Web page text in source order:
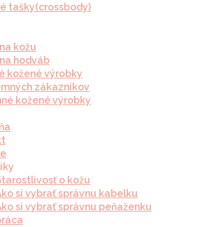
tašky(crossbody)
kožu
hodváb
kožené výrobky
zákazníkov
kožené výrobky
o kožu
si vybrať správnu kabelku
si vybrať správnu peňaženku